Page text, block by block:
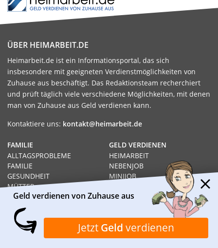
ÜBER HEIMARBEIT.DE
Heimarbeit.de ist ein Informationsportal, das sich
insbesondere mit geeigneten Verdienstmöglichkeiten von
Zuhause aus beschäftigt. Das Redaktionsteam recherchiert
und prüft täglich viele verschiedene Möglichkeiten, mit denen
man von Zuhause aus Geld verdienen kann.
Kontaktiere uns: kontakt@heimarbeit.de
GELD VERDIENEN
HEIMARBEIT
NEBENJOB
MINIJOB
JOB
HEIMARBEIT
GELD VERDIENEN VON
ZUHAUSE AUS
FAMILIE
ALLTAGSPROBLEME
FAMILIE
GESUNDHEIT
MÜTTER
ALLEINERZIEHEND
WISSENSWERTES
RECHT
SOZIALHILFE
Geld verdienen von Zuhause aus
Jetzt Geld verdienen